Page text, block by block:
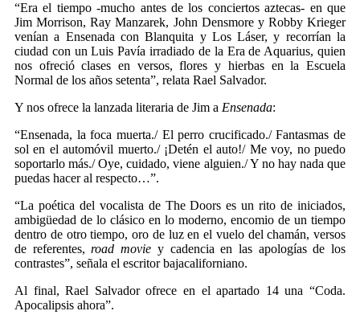
“Era el tiempo -mucho antes de los conciertos aztecas- en que
Jim Morrison, Ray Manzarek, John Densmore y Robby Krieger
venían a Ensenada con Blanquita y Los Láser, y recorrían la
ciudad con un Luis Pavía irradiado de la Era de Aquarius, quien
nos ofreció clases en versos, flores y hierbas en la Escuela
Normal de los años setenta”, relata Rael Salvador.
Y nos ofrece la lanzada literaria de Jim a Ensenada:
“Ensenada, la foca muerta./ El perro crucificado./ Fantasmas de
sol en el automóvil muerto./ ¡Detén el auto!/ Me voy, no puedo
soportarlo más./ Oye, cuidado, viene alguien./ Y no hay nada que
puedas hacer al respecto…”.
“La poética del vocalista de The Doors es un rito de iniciados,
ambigüedad de lo clásico en lo moderno, encomio de un tiempo
dentro de otro tiempo, oro de luz en el vuelo del chamán, versos
de referentes,road movie y cadencia en las apologías de los
contrastes”, señala el escritor bajacaliforniano.
Al final, Rael Salvador ofrece en el apartado 14 una “Coda.
Apocalipsis ahora”.